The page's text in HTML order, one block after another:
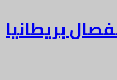
بريطانيا